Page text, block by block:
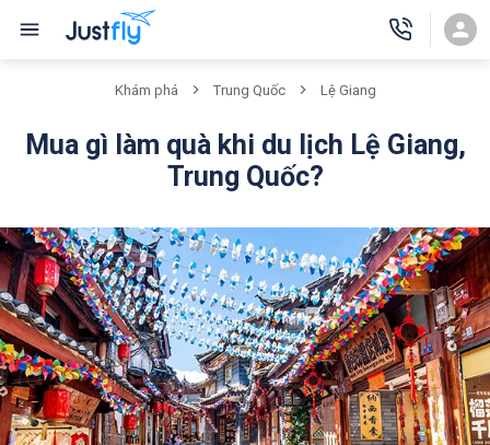
Khám phá Trung Quốc Lệ Giang
Mua gì làm quà khi du lịch Lệ Giang,
Trung Quốc?